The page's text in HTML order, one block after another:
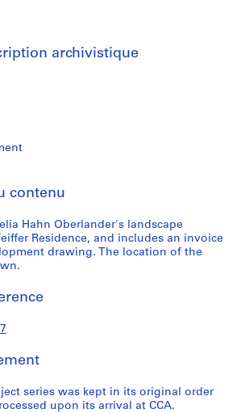
archivistique
contenu
Hahn Oberlander's landscape
Residence, and includes an invoice
drawing. The location of the
series was kept in its original order
upon its arrival at CCA.